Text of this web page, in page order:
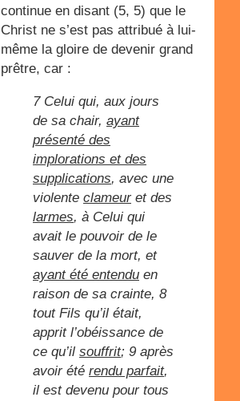
continue en disant (5, 5) que le
Christ ne s’est pas attribué à lui-
même la gloire de devenir grand
prêtre, car :
7 Celui qui, aux jours
de sa chair, ayant
présenté des
implorations et des
supplications, avec une
violente clameuret des
larmes, à Celui qui
avait le pouvoir de le
sauver de la mort, et
ayant été entendu en
raison de sa crainte, 8
tout Fils qu’il était,
apprit l’obéissance de
ce qu’il souffrit; 9 après
avoir été rendu parfait,
il est devenu pour tous